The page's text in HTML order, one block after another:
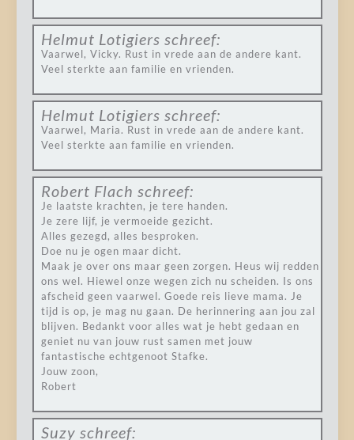
Helmut Lotigiers schreef:
Vaarwel, Vicky. Rust in vrede aan de andere kant.
Veel sterkte aan familie en vrienden.
Helmut Lotigiers schreef:
Vaarwel, Maria. Rust in vrede aan de andere kant.
Veel sterkte aan familie en vrienden.
Robert Flach schreef:
Je laatste krachten, je tere handen.
Je zere lijf, je vermoeide gezicht.
Alles gezegd, alles besproken.
Doe nu je ogen maar dicht.
Maak je over ons maar geen zorgen. Heus wij redden
ons wel. Hiewel onze wegen zich nu scheiden. Is ons
afscheid geen vaarwel. Goede reis lieve mama. Je
tijd is op, je mag nu gaan. De herinnering aan jou zal
blijven. Bedankt voor alles wat je hebt gedaan en
geniet nu van jouw rust samen met jouw
fantastische echtgenoot Stafke.
Jouw zoon,
Robert
Suzy schreef: